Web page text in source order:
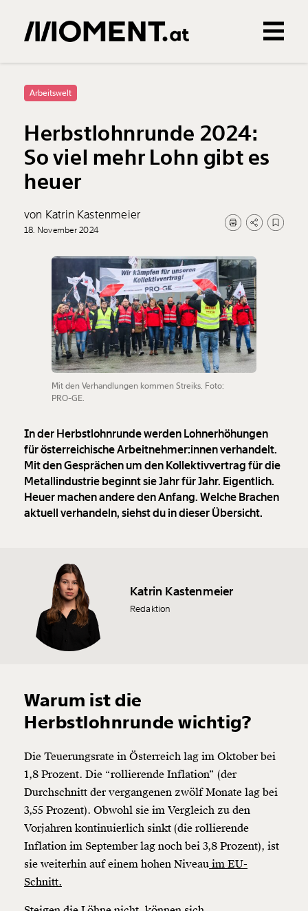
0Treffer
Arbeitswelt
Herbstlohnrunde 2024:
So viel mehr Lohn gibt es
heuer
von Katrin Kastenmeier
18. November 2024
Mit den Verhandlungen kommen Streiks. Foto:
PRO-GE.
In der Herbstlohnrunde werden Lohnerhöhungen
für österreichische Arbeitnehmer:innen verhandelt.
Mit den Gesprächen um den Kollektivvertrag für die
Metallindustrie beginnt sie Jahr für Jahr. Eigentlich.
Heuer machen andere den Anfang. Welche Brachen
aktuell verhandeln, siehst du in dieser Übersicht.
Katrin Kastenmeier
Redaktion
Warum ist die
Herbstlohnrunde wichtig?
Die Teuerungsrate in Österreich lag im Oktober bei
1,8 Prozent. Die “rollierende Inflation” (der
Durchschnitt der vergangenen zwölf Monate lag bei
3,55 Prozent). Obwohl sie im Vergleich zu den
Vorjahren kontinuierlich sinkt (die rollierende
Inflation im September lag noch bei 3,8 Prozent), ist
sie weiterhin auf einem hohen Niveau im EU-
Schnitt.